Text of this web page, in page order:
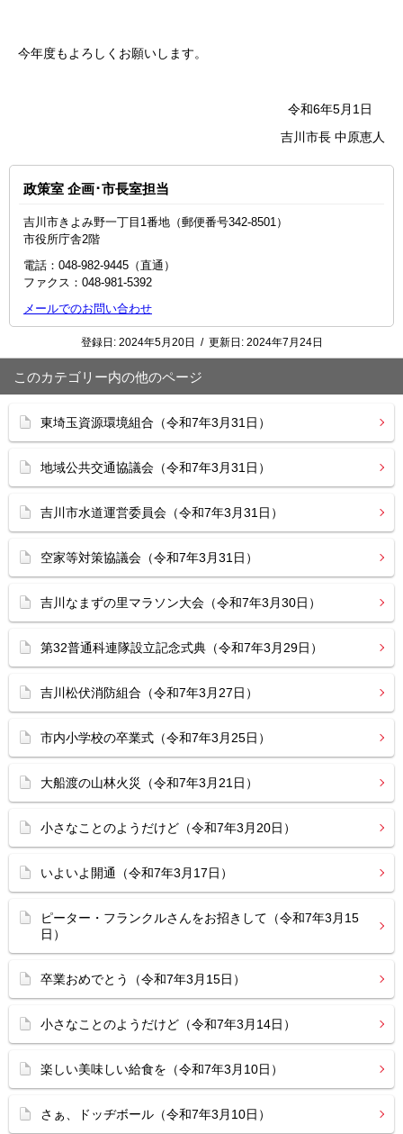
今年度もよろしくお願いします。
令和6年5月1日
吉川市長 中原恵人
政策室 企画･市長室担当
吉川市きよみ野一丁目1番地（郵便番号342-8501）
市役所庁舎2階
電話：048‐982‐9445（直通）
ファクス：048-981-5392
メールでのお問い合わせ
登録日: 2024年5月20日 / 更新日: 2024年7月24日
このカテゴリー内の他のページ
東埼玉資源環境組合（令和7年3月31日）
地域公共交通協議会（令和7年3月31日）
吉川市水道運営委員会（令和7年3月31日）
空家等対策協議会（令和7年3月31日）
吉川なまずの里マラソン大会（令和7年3月30日）
第32普通科連隊設立記念式典（令和7年3月29日）
吉川松伏消防組合（令和7年3月27日）
市内小学校の卒業式（令和7年3月25日）
大船渡の山林火災（令和7年3月21日）
小さなことのようだけど（令和7年3月20日）
いよいよ開通（令和7年3月17日）
ピーター・フランクルさんをお招きして（令和7年3月15
日）
卒業おめでとう（令和7年3月15日）
小さなことのようだけど（令和7年3月14日）
楽しい美味しい給食を（令和7年3月10日）
さぁ、ドッヂボール（令和7年3月10日）